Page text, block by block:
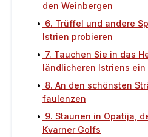
den Weinbergen
6. Trüffel und andere
Istrien probieren
7. Tauchen Sie in das
ländlicheren Istriens ein
8. An den schönsten
faulenzen
9. Staunen in Opatija,
Kvarner Golfs